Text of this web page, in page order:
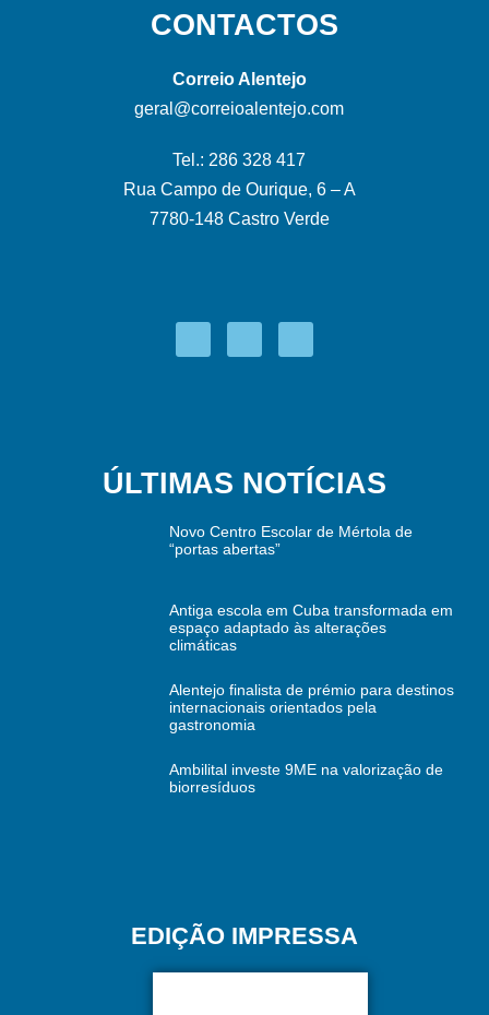
CONTACTOS
Correio Alentejo
geral@correioalentejo.com
Tel.: 286 328 417
Rua Campo de Ourique, 6 – A
7780-148 Castro Verde
ÚLTIMAS NOTÍCIAS
Novo Centro Escolar de Mértola de
“portas abertas”
Antiga escola em Cuba transformada em
espaço adaptado às alterações
climáticas
Alentejo finalista de prémio para destinos
internacionais orientados pela
gastronomia
Ambilital investe 9ME na valorização de
biorresíduos
EDIÇÃO IMPRESSA